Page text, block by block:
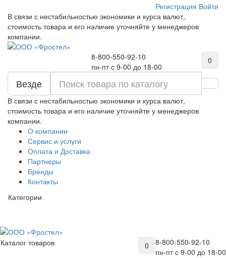
Регистрация Войти
В связи с нестабильностью экономики и курса валют,
стоимость товара и его наличие уточняйте у менеджеров
компании.
8-800-550-92-10
пн-пт с 9-00 до 18-00
0
Везде
В связи с нестабильностью экономики и курса валют,
стоимость товара и его наличие уточняйте у менеджеров
компании.
О компании
Сервис и услуги
Оплата и Доставка
Партнеры
Бренды
Контакты
Категории
8-800-550-92-10
пн-пт с 9-00 до 18-00
0
Каталог товаров